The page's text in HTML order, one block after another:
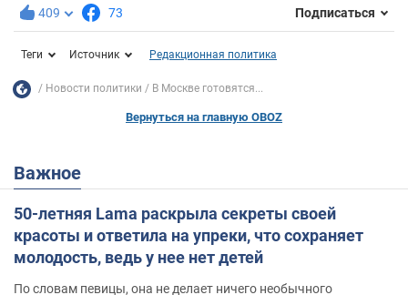
409 73 Подписаться
Теги Источник Редакционная политика
Новости политики В Москве готовятся...
Вернуться на главную OBOZ
Важное
50-летняя Lama раскрыла секреты своей
красоты и ответила на упреки, что сохраняет
молодость, ведь у нее нет детей
По словам певицы, она не делает ничего необычного